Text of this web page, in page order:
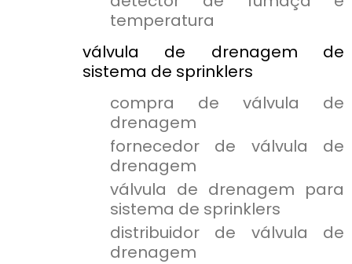
temperatura
válvula de drenagem de
sistema de sprinklers
compra de válvula de
drenagem
fornecedor de válvula de
drenagem
válvula de drenagem para
sistema de sprinklers
distribuidor de válvula de
drenagem